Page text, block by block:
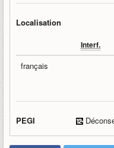
Localisation
Interf.
français
PEGI